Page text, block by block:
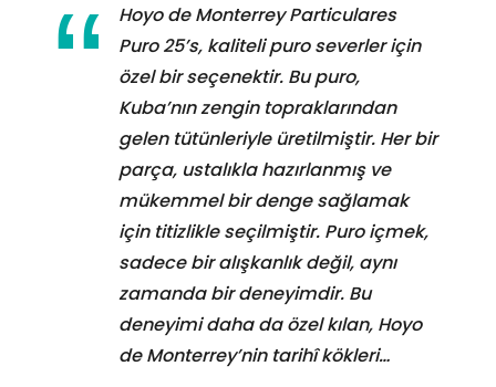
Hoyo de Monterrey Particulares
Puro 25’s, kaliteli puro severler için
özel bir seçenektir. Bu puro,
Kuba’nın zengin topraklarından
gelen tütünleriyle üretilmiştir. Her bir
parça, ustalıkla hazırlanmış ve
mükemmel bir denge sağlamak
için titizlikle seçilmiştir. Puro içmek,
sadece bir alışkanlık değil, aynı
zamanda bir deneyimdir. Bu
deneyimi daha da özel kılan, Hoyo
de Monterrey’nin tarihî kökleri…